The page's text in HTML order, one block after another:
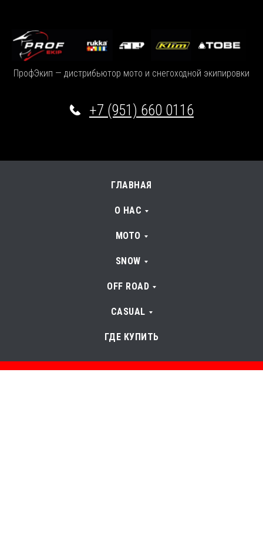
ПрофЭкип — дистрибьютор мото и снегоходной экипировки
+7 (951) 660 0116
ГЛАВНАЯ
О НАС
МОТО
SNOW
OFF ROAD
CASUAL
ГДЕ КУПИТЬ